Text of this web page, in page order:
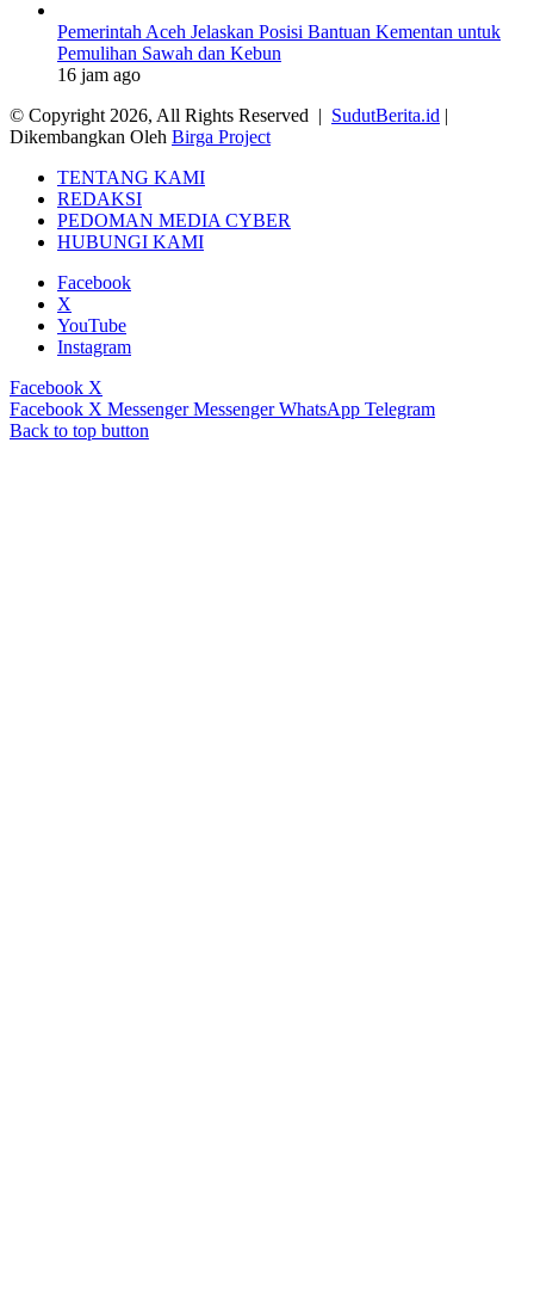
Pemerintah Aceh Jelaskan Posisi Bantuan Kementan untuk
Pemulihan Sawah dan Kebun
16 jam ago
© Copyright 2026, All Rights Reserved | SudutBerita.id |
Dikembangkan Oleh Birga Project
TENTANG KAMI
REDAKSI
PEDOMAN MEDIA CYBER
HUBUNGI KAMI
Facebook
X
YouTube
Instagram
Facebook X
Facebook X Messenger Messenger WhatsApp Telegram
Back to top button